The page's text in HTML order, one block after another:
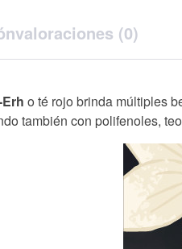
valoraciones (0)
o té rojo brinda múltiples
también con polifenoles,